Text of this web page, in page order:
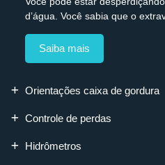
d’água. Você sabia que o
Saiba mais
Orientações caixa de gordura
Controle de perdas
Hidrômetros